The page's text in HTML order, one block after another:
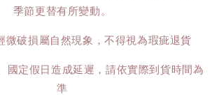
季節更替有所變動。
微破損屬自然現象，不得視為瑕疵退貨
國定假日造成延遲，請依實際到貨時間為
準